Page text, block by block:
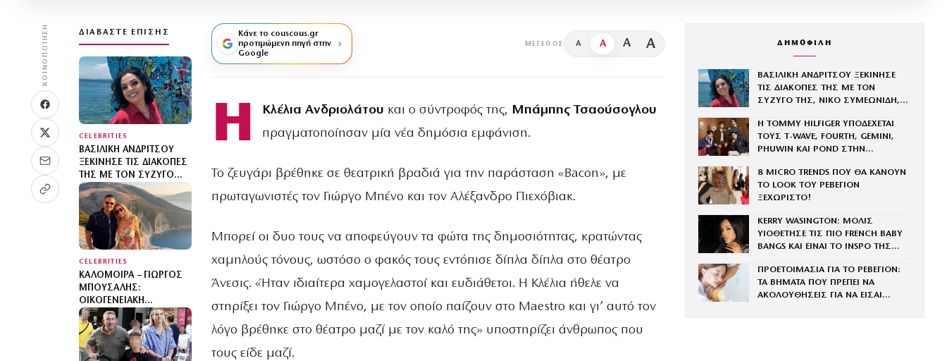
ΚΟΙΝΟΠΟΊΗΣΗ ΔΙΑΒΆΣΤΕ ΕΠΊΣΗΣ
CELEBRITIES
ΒΑΣΙΛΙΚΉ ΑΝΔΡΊΤΣΟΥ
ΞΕΚΊΝΗΣΕ ΤΙΣ ΔΙΑΚΟΠΈΣ
ΤΗΣ ΜΕ ΤΟΝ ΣΎΖΥΓΌ
ΤΗΣ, ΝΊΚΟ ΣΥΜΕΩΝΊΔΗ,
ΚΑΙ ΤΗΝ ΕΠΤΆΧΡΟΝΗ
ΚΌΡΗ ΤΟΥΣ
CELEBRITIES
ΚΑΛΟΜΟΊΡΑ – ΓΙΏΡΓΟΣ
ΜΠΟΎΣΑΛΗΣ:
ΟΙΚΟΓΕΝΕΙΑΚΉ
ΦΩΤΟΓΡΑΦΊΑ ΑΠΌ ΤΙΣ
ΔΙΑΚΟΠΈΣ ΣΤΗ
ΣΑΝΤΟΡΊΝΗ ΜΕ ΤΑ ΤΡΊΑ
ΤΟΥΣ ΠΑΙΔΙΆ
Κάνε το couscous.gr
προτιμώμενη πηγή στην
Google
ΜΈΓΕΘΟΣ A A A A
Η Κλέλια Ανδριολάτου και ο σύντροφός της, Μπάμπης Τσαούσογλου
πραγματοποίησαν μία νέα δημόσια εμφάνιση.
Το ζευγάρι βρέθηκε σε θεατρική βραδιά για την παράσταση «Bacon», με
πρωταγωνιστές τον Γιώργο Μπένο και τον Αλέξανδρο Πιεχόβιακ.
Μπορεί οι δυο τους να αποφεύγουν τα φώτα της δημοσιότητας, κρατώντας
χαμηλούς τόνους, ωστόσο ο φακός τους εντόπισε δίπλα δίπλα στο θέατρο
Άνεσις. «Ήταν ιδιαίτερα χαμογελαστοί και ευδιάθετοι. Η Κλέλια ήθελε να
στηρίξει τον Γιώργο Μπένο, με τον οποίο παίζουν στο Maestro και γι’ αυτό τον
λόγο βρέθηκε στο θέατρο μαζί με τον καλό της» υποστηρίζει άνθρωπος που
τους είδε μαζί.
ΔΗΜΟΦΙΛΗ
ΒΑΣΙΛΙΚΗ ΑΝΔΡΙΤΣΟΥ ΞΕΚΙΝΗΣΕ
ΤΙΣ ΔΙΑΚΟΠΕΣ ΤΗΣ ΜΕ ΤΟΝ
ΣΥΖΥΓΟ ΤΗΣ, ΝΙΚΟ ΣΥΜΕΩΝΙΔΗ,
Η TOMMY HILFIGER ΥΠΟΔΕΧΕΤΑΙ
ΤΟΥΣ Τ-WAVE, FOURTH, GEMINI,
PHUWIN ΚΑΙ POND ΣΤΗΝ
8 MICRO TRENDS ΠΟΥ ΘΑ ΚΑΝΟΥΝ
ΤΟ LOOK ΤΟΥ ΡΕΒΕΓΙΟΝ
ΞΕΧΩΡΙΣΤΟ!
KERRY WASINGTON: ΜΟΛΙΣ
ΥΙΟΘΕΤΗΣΕ ΤΙΣ ΠΙΟ FRENCH BABY
BANGS ΚΑΙ ΕΙΝΑΙ ΤΟ INSPO ΤΗΣ
ΠΡΟΕΤΟΙΜΑΣΙΑ ΓΙΑ ΤΟ ΡΕΒΕΓΙΟΝ:
ΤΑ ΒΗΜΑΤΑ ΠΟΥ ΠΡΕΠΕΙ ΝΑ
ΑΚΟΛΟΥΘΗΣΕΙΣ ΓΙΑ ΝΑ ΕΙΣΑΙ